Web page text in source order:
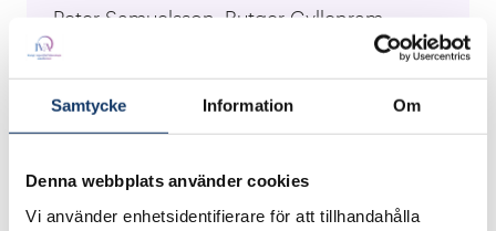
Samtycke Information Om
Denna webbplats använder cookies
Vi använder enhetsidentifierare för att tillhandahålla
Peter Samuelsson, Rutger Gyllenram
växthusgaser genom att använda restprodukter
från skogs- och jordbruk för att tillverka